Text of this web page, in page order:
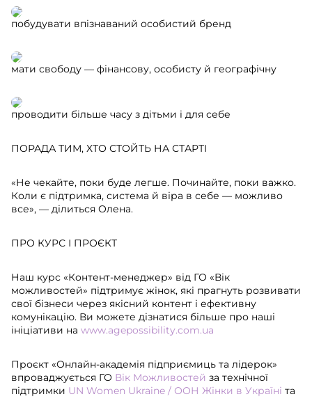
побудувати впізнаваний особистий бренд
мати свободу — фінансову, особисту й географічну
проводити більше часу з дітьми і для себе
ПОРАДА ТИМ, ХТО СТОЙТЬ НА СТАРТІ
«Не чекайте, поки буде легше. Починайте, поки важко.
Коли є підтримка, система й віра в себе — можливо
все», — ділиться Олена.
ПРО КУРС І ПРОЄКТ
Наш курс «Контент-менеджер» від ГО «Вік
можливостей» підтримує жінок, які прагнуть розвивати
свої бізнеси через якісний контент і ефективну
комунікацію. Ви можете дізнатися більше про наші
ініціативи на www.agepossibility.com.ua
Проєкт «Онлайн-академія підприємиць та лідерок»
впроваджується ГО Вік Можливостей за технічної
підтримки UN Women Ukraine / ООН Жінки в Україні та